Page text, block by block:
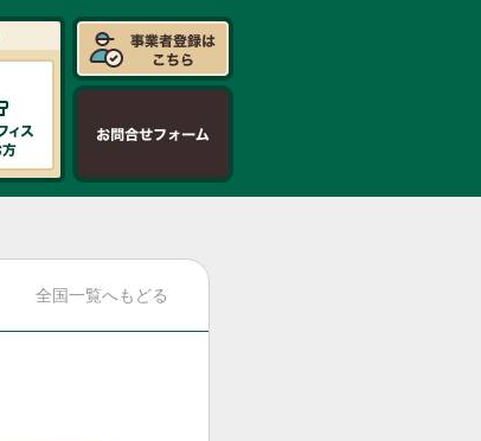
全国一覧へもどる